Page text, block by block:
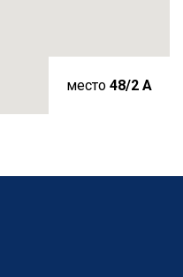
место 48/2 A